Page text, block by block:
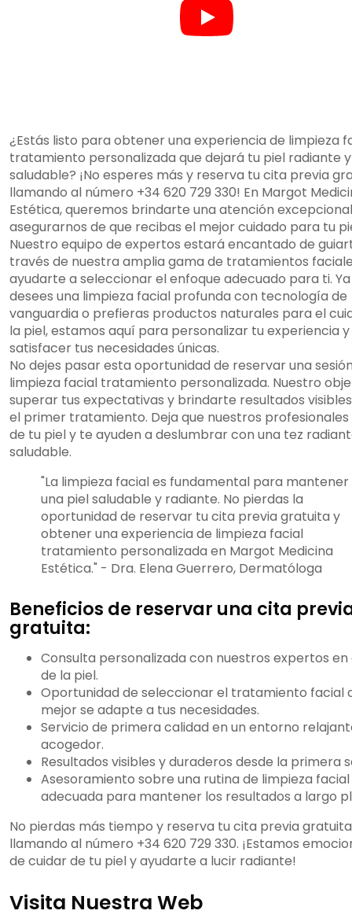
¿Estás listo para obtener una experiencia de limpieza
tratamiento personalizada que dejará tu piel radiante y
saludable? ¡No esperes más y reserva tu cita previa
llamando al número +34 620 729 330! En Margot
Estética, queremos brindarte una atención
asegurarnos de que recibas el mejor cuidado para tu
Nuestro equipo de expertos estará encantado de
través de nuestra amplia gama de tratamientos
ayudarte a seleccionar el enfoque adecuado para ti.
desees una limpieza facial profunda con tecnología de
vanguardia o prefieras productos naturales para el
la piel, estamos aquí para personalizar tu experiencia y
satisfacer tus necesidades únicas.
No dejes pasar esta oportunidad de reservar una
limpieza facial tratamiento personalizada. Nuestro
superar tus expectativas y brindarte resultados
el primer tratamiento. Deja que nuestros profesionales
de tu piel y te ayuden a deslumbrar con una tez
saludable.
"La limpieza facial es fundamental para mantener
una piel saludable y radiante. No pierdas la
oportunidad de reservar tu cita previa gratuita y
obtener una experiencia de limpieza facial
tratamiento personalizada en Margot Medicina
Estética." - Dra. Elena Guerrero, Dermatóloga
Beneficios de reservar una cita
gratuita:
Consulta personalizada con nuestros expertos en
de la piel.
Oportunidad de seleccionar el tratamiento facial
mejor se adapte a tus necesidades.
Servicio de primera calidad en un entorno
acogedor.
Resultados visibles y duraderos desde la primera
Asesoramiento sobre una rutina de limpieza facial
adecuada para mantener los resultados a largo
No pierdas más tiempo y reserva tu cita previa gratuita
llamando al número +34 620 729 330. ¡Estamos
de cuidar de tu piel y ayudarte a lucir radiante!
Visita Nuestra Web